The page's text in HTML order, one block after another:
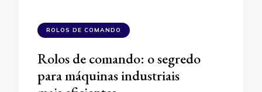
ROLOS DE COMANDO
Rolos de comando: o segredo
para máquinas industriais